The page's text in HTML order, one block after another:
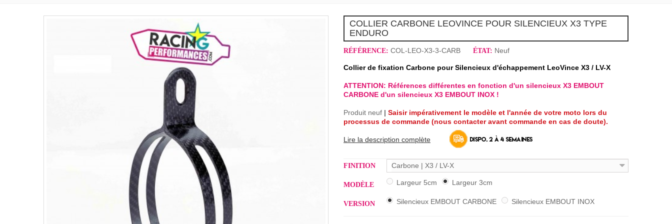
COLLIER CARBONE LEOVINCE POUR SILENCIEUX X3 TYPE
ENDURO
RÉFÉRENCE: COL-LEO-X3-3-CARB ÉTAT: Neuf
Collier de fixation Carbone pour Silencieux d'échappement LeoVince X3 / LV-X
ATTENTION: Références différentes en fonction d'un silencieux X3 EMBOUT
CARBONE d'un silencieux X3 EMBOUT INOX !
Produit neuf | Saisir impérativement le modèle et l'année de votre moto lors du
processus de commande (nous contacter avant commande en cas de doute).
Lire la description complète
FINITION Carbone | X3 / LV-X
MODÈLE Largeur 5cm Largeur 3cm
VERSION Silencieux EMBOUT CARBONE Silencieux EMBOUT INOX